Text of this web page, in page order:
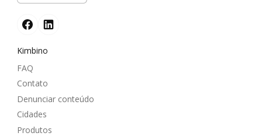
Kimbino
FAQ
Contato
Denunciar conteúdo
Cidades
Produtos